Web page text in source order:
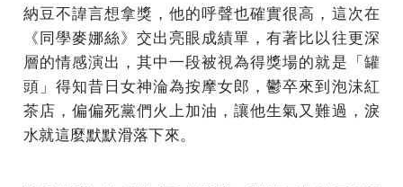
納豆不諱言想拿獎，他的呼聲也確實很高，這次在
《同學麥娜絲》交出亮眼成績單，有著比以往更深
層的情感演出，其中一段被視為得獎場的就是「罐
頭」得知昔日女神淪為按摩女郎，鬱卒來到泡沫紅
茶店，偏偏死黨們火上加油，讓他生氣又難過，淚
水就這麼默默滑落下來。